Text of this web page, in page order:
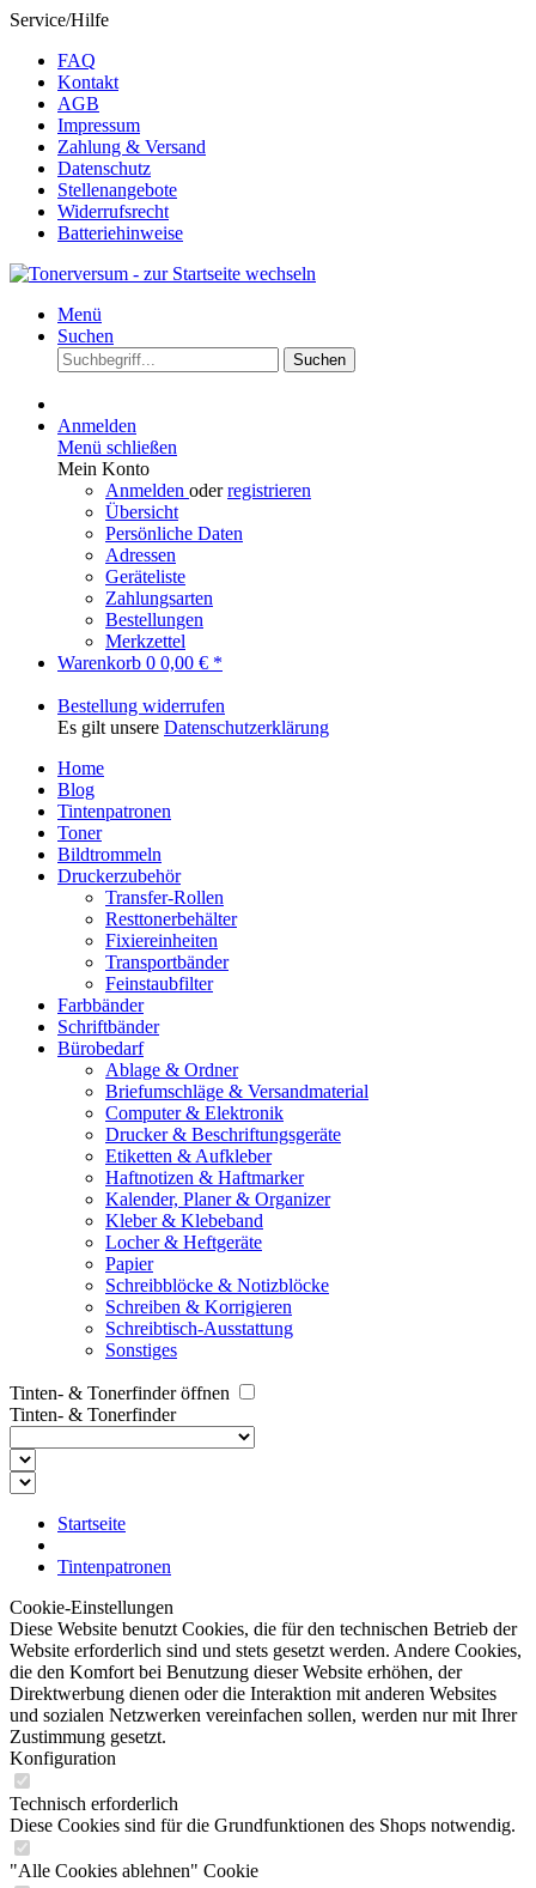
Service/Hilfe
FAQ
Kontakt
AGB
Impressum
Zahlung & Versand
Datenschutz
Stellenangebote
Widerrufsrecht
Batteriehinweise
Menü
Suchen
Suchen
Anmelden
Menü schließen
Mein Konto
Anmelden oderregistrieren
Übersicht
Persönliche Daten
Adressen
Geräteliste
Zahlungsarten
Bestellungen
Merkzettel
Warenkorb 0 0,00 € *
Bestellung widerrufen
Es gilt unsere Datenschutzerklärung
Home
Blog
Tintenpatronen
Toner
Bildtrommeln
Druckerzubehör
Transfer-Rollen
Resttonerbehälter
Fixiereinheiten
Transportbänder
Feinstaubfilter
Farbbänder
Schriftbänder
Bürobedarf
Ablage & Ordner
Briefumschläge & Versandmaterial
Computer & Elektronik
Drucker & Beschriftungsgeräte
Etiketten & Aufkleber
Haftnotizen & Haftmarker
Kalender, Planer & Organizer
Kleber & Klebeband
Locher & Heftgeräte
Papier
Schreibblöcke & Notizblöcke
Schreiben & Korrigieren
Schreibtisch-Ausstattung
Sonstiges
Tinten- & Tonerfinder öffnen
Tinten- & Tonerfinder
Startseite
Tintenpatronen
Cookie-Einstellungen
Diese Website benutzt Cookies, die für den technischen Betrieb der
Website erforderlich sind und stets gesetzt werden. Andere Cookies,
die den Komfort bei Benutzung dieser Website erhöhen, der
Direktwerbung dienen oder die Interaktion mit anderen Websites
und sozialen Netzwerken vereinfachen sollen, werden nur mit Ihrer
Zustimmung gesetzt.
Konfiguration
Technisch erforderlich
Diese Cookies sind für die Grundfunktionen des Shops notwendig.
"Alle Cookies ablehnen" Cookie